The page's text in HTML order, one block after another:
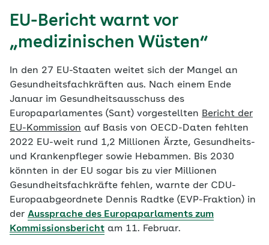
EU-Bericht warnt vor
„medizinischen Wüsten“
In den 27 EU-Staaten weitet sich der Mangel an
Gesundheitsfachkräften aus. Nach einem Ende
Januar im Gesundheitsausschuss des
Europaparlamentes (Sant) vorgestellten Bericht der
EU-Kommission auf Basis von OECD-Daten fehlten
2022 EU-weit rund 1,2 Millionen Ärzte, Gesundheits-
und Krankenpfleger sowie Hebammen. Bis 2030
könnten in der EU sogar bis zu vier Millionen
Gesundheitsfachkräfte fehlen, warnte der CDU-
Europaabgeordnete Dennis Radtke (EVP-Fraktion) in
der Aussprache des Europaparlaments zum
Kommissionsbericht am 11. Februar.